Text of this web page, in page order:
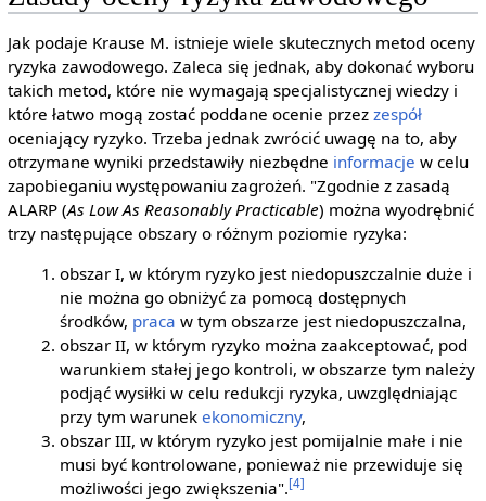
Jak podaje Krause M. istnieje wiele skutecznych metod oceny
ryzyka zawodowego. Zaleca się jednak, aby dokonać wyboru
takich metod, które nie wymagają specjalistycznej wiedzy i
które łatwo mogą zostać poddane ocenie przez zespół
oceniający ryzyko. Trzeba jednak zwrócić uwagę na to, aby
otrzymane wyniki przedstawiły niezbędne informacje w celu
zapobieganiu występowaniu zagrożeń. "Zgodnie z zasadą
ALARP (As Low As Reasonably Practicable) można wyodrębnić
trzy następujące obszary o różnym poziomie ryzyka:
obszar I, w którym ryzyko jest niedopuszczalnie duże i
nie można go obniżyć za pomocą dostępnych
środków, praca w tym obszarze jest niedopuszczalna,
obszar II, w którym ryzyko można zaakceptować, pod
warunkiem stałej jego kontroli, w obszarze tym należy
podjąć wysiłki w celu redukcji ryzyka, uwzględniając
przy tym warunekekonomiczny,
obszar III, w którym ryzyko jest pomijalnie małe i nie
musi być kontrolowane, ponieważ nie przewiduje się
możliwości jego zwiększenia".[4]